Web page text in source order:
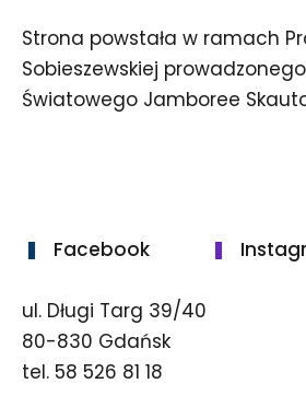
Strona powstała w ramach
Sobieszewskiej
Światowego Jamboree
Facebook
ul. Długi Targ 39/40
80-830 Gdańsk
tel. 58 526 81 18